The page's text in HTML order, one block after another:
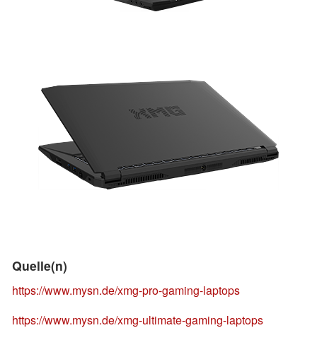
Quelle(n)
https://www.mysn.de/xmg-pro-gaming-laptops
https://www.mysn.de/xmg-ultimate-gaming-laptops